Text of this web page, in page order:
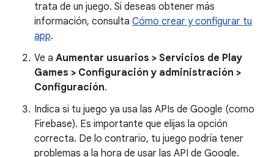
trata de un juego. Si deseas obtener más
información, consulta Cómo crear y configurar tu
app.
Ve a Aumentar usuarios > Servicios de Play
Games > Configuración y administración >
Configuración.
Indica si tu juego ya usa las APIs de Google (como
Firebase). Es importante que elijas la opción
correcta. De lo contrario, tu juego podría tener
problemas a la hora de usar las API de Google.